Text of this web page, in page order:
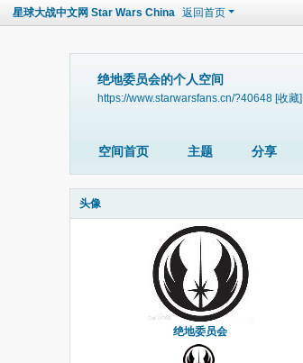
星球大战中文网 Star Wars China 返回首页
绝地委员会的个人空间
https://www.starwarsfans.cn/?40648 [收藏]
空间首页 主题 分享
头像
绝地委员会